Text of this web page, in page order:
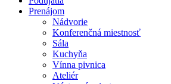
Prenájom
Nádvorie
Konferenčná miestnosť
Sála
Kuchyňa
Vínna pivnica
Ateliér